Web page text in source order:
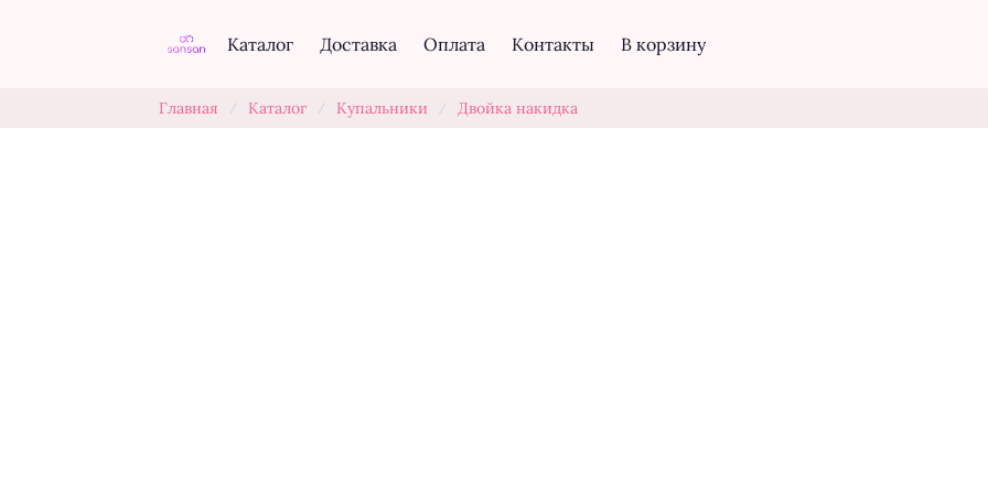
Каталог Доставка Оплата Контакты В корзину
Главная / Каталог / Купальники / Двойка накидка